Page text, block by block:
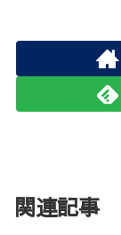
関連記事